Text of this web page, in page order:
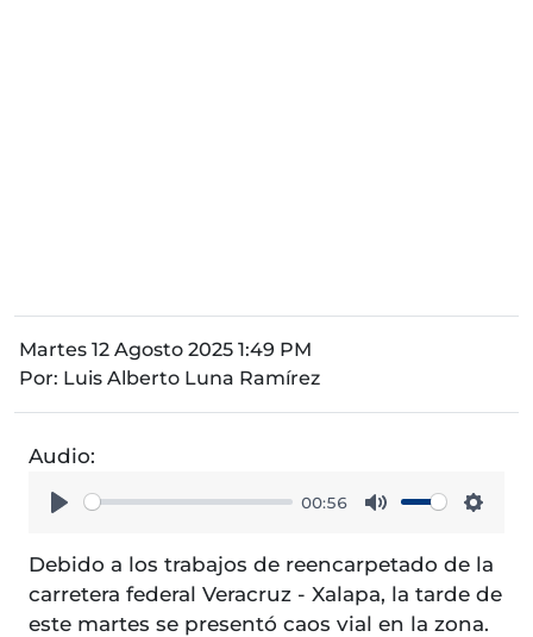
Martes 12 Agosto 2025 1:49 PM
Por: Luis Alberto Luna Ramírez
Audio:
00:56
Debido a los trabajos de reencarpetado de la
carretera federal Veracruz - Xalapa, la tarde de
este martes se presentó caos vial en la zona.